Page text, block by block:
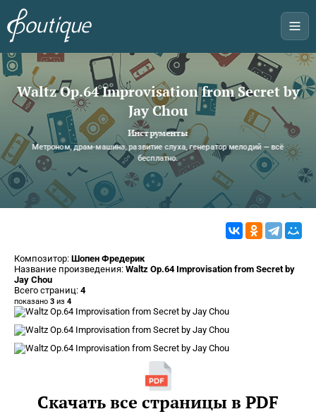
Waltz Op.64 Improvisation from Secret by
Jay Chou
Инструменты
Метроном, драм-машина, развитие слуха, генератор мелодий — всё
бесплатно.
Композитор: Шопен Фредерик
Название произведения: Waltz Op.64 Improvisation from Secret by
Jay Chou
Всего страниц: 4
показано 3 из 4
Скачать все страницы в PDF